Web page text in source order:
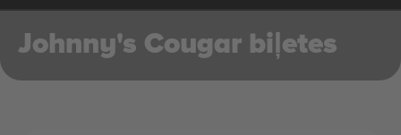
Johnny's Cougar biļetes